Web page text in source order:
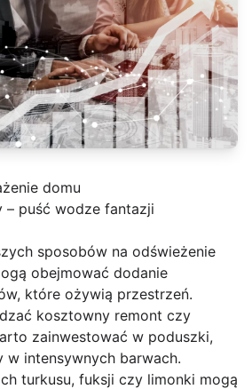
domu
– puść wodze fantazji
sposobów na odświeżenie
obejmować dodanie
które ożywią przestrzeń.
kosztowny remont czy
zainwestować w poduszki,
w intensywnych barwach.
turkusu, fuksji czy limonki mogą